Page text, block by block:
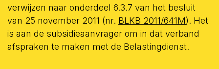
verwijzen naar onderdeel 6.3.7 van het besluit
van 25 november 2011 (nr. BLKB 2011/641M). Het
is aan de subsidieaanvrager om in dat verband
afspraken te maken met de Belastingdienst.